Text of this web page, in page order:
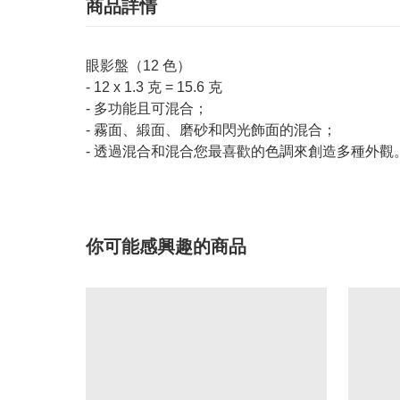
商品詳情
眼影盤（12 色）
- 12 x 1.3 克 = 15.6 克
- 多功能且可混合；
- 霧面、緞面、磨砂和閃光飾面的混合；
- 透過混合和混合您最喜歡的色調來創造多種外觀
你可能感興趣的商品